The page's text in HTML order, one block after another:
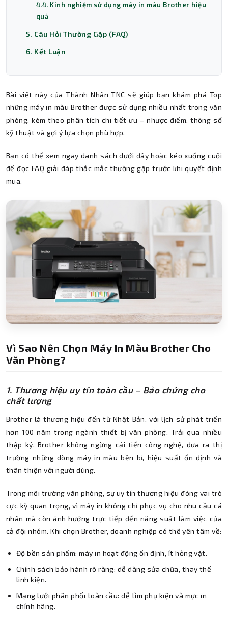
4.4. Kinh nghiệm sử dụng máy in màu Brother hiệu
quả
5. Câu Hỏi Thường Gặp (FAQ)
6. Kết Luận
Bài viết này của Thành Nhân TNC sẽ giúp bạn khám phá Top
những máy in màu Brother được sử dụng nhiều nhất trong văn
phòng, kèm theo phân tích chi tiết ưu – nhược điểm, thông số
kỹ thuật và gợi ý lựa chọn phù hợp.
Bạn có thể xem ngay danh sách dưới đây hoặc kéo xuống cuối
để đọc FAQ giải đáp thắc mắc thường gặp trước khi quyết định
mua.
Vì Sao Nên Chọn Máy In Màu Brother Cho
Văn Phòng?
1. Thương hiệu uy tín toàn cầu – Bảo chứng cho
chất lượng
Brother là thương hiệu đến từ Nhật Bản, với lịch sử phát triển
hơn 100 năm trong ngành thiết bị văn phòng. Trải qua nhiều
thập kỷ, Brother không ngừng cải tiến công nghệ, đưa ra thị
trường những dòng máy in màu bền bỉ, hiệu suất ổn định và
thân thiện với người dùng.
Trong môi trường văn phòng, sự uy tín thương hiệu đóng vai trò
cực kỳ quan trọng, vì máy in không chỉ phục vụ cho nhu cầu cá
nhân mà còn ảnh hưởng trực tiếp đến năng suất làm việc của
cả đội nhóm. Khi chọn Brother, doanh nghiệp có thể yên tâm về:
Độ bền sản phẩm: máy in hoạt động ổn định, ít hỏng vặt.
Chính sách bảo hành rõ ràng: dễ dàng sửa chữa, thay thế
linh kiện.
Mạng lưới phân phối toàn cầu: dễ tìm phụ kiện và mực in
chính hãng.